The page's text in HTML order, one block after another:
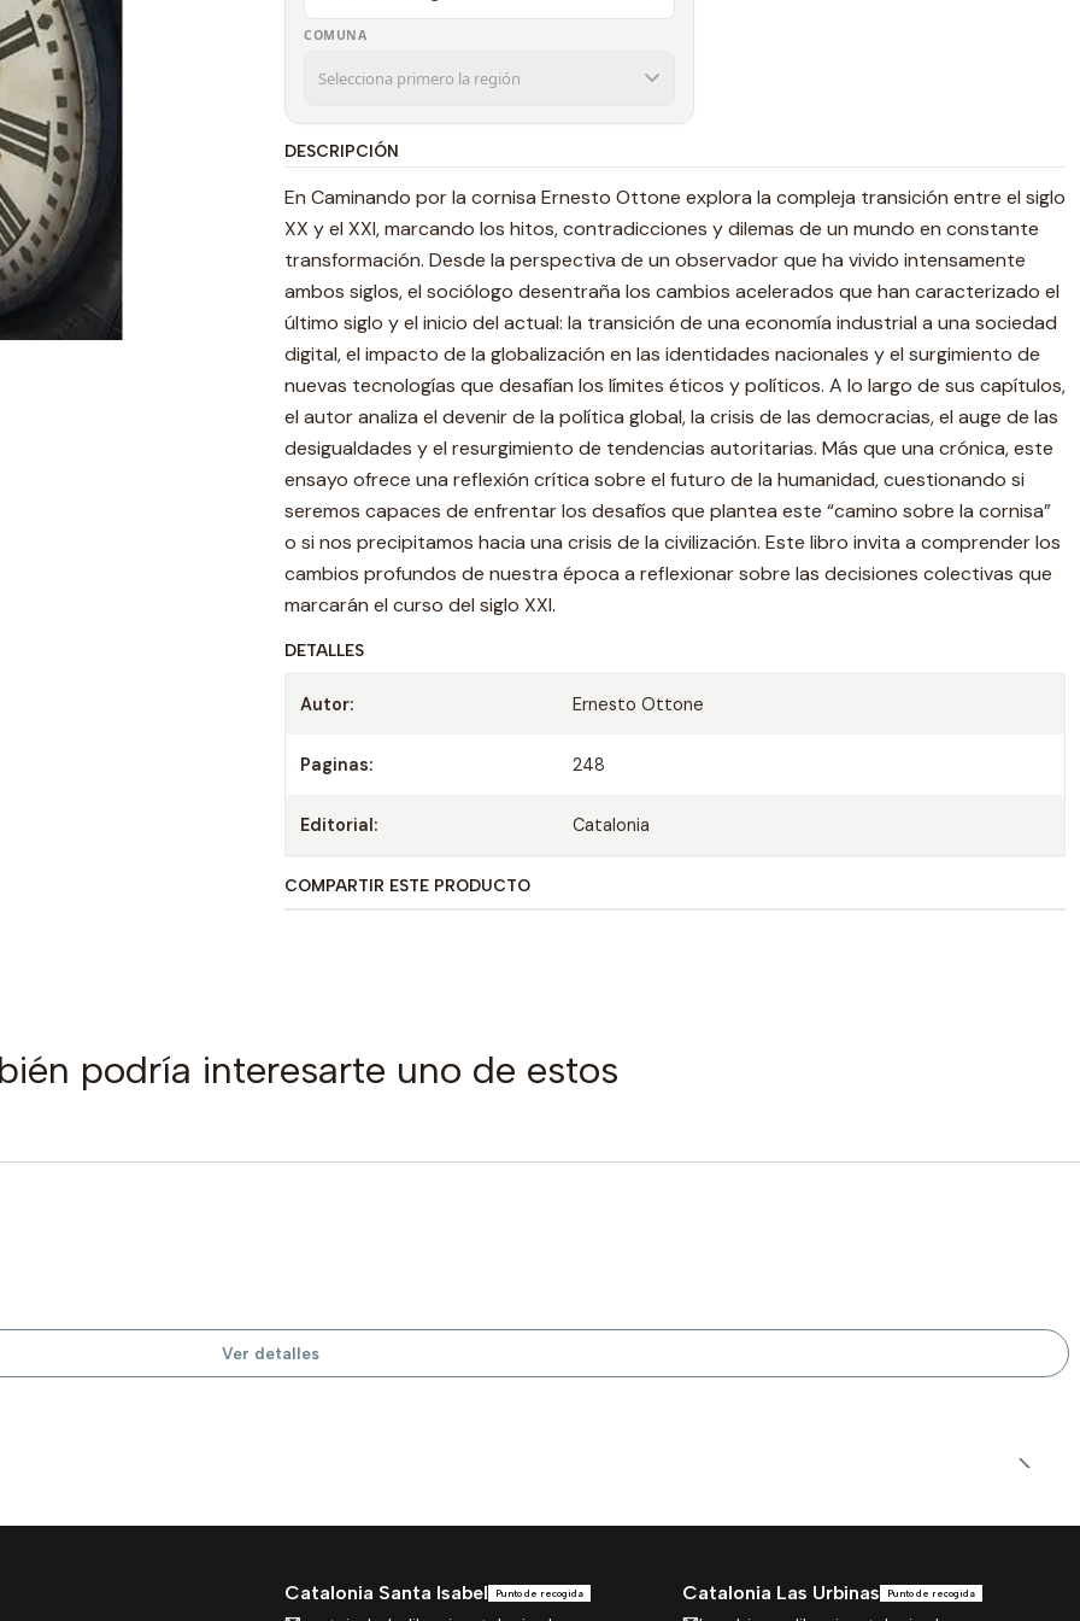
COMUNA
DESCRIPCIÓN
En Caminando por la cornisa Ernesto Ottone explora la com­pleja transición entre el siglo
XX y el XXI, marcando los hitos, contradicciones y dilemas de un mundo en constante
transformación. Desde la perspectiva de un observador que ha vivido intensamente
ambos siglos, el sociólogo desentraña los cambios acelerados que han caracterizado el
último siglo y el inicio del actual: la transición de una economía industrial a una sociedad
digital, el impacto de la globalización en las identidades nacionales y el surgimiento de
nuevas tecnolo­gías que desafían los límites éticos y políticos. A lo largo de sus capítulos,
el autor analiza el devenir de la política global, la crisis de las democracias, el auge de las
desigualdades y el resurgimiento de tendencias autoritarias. Más que una crónica, este
ensayo ofrece una reflexión crítica sobre el futuro de la humanidad, cuestionando si
seremos capaces de enfrentar los desafíos que plantea este “camino sobre la cornisa”
o si nos precipitamos hacia una crisis de la civilización. Este libro invita a comprender los
cambios profundos de nuestra época a reflexionar sobre las decisiones colectivas que
marcarán el curso del siglo XXI.
DETALLES
Autor: Ernesto Ottone
Paginas: 248
Editorial: Catalonia
COMPARTIR ESTE PRODUCTO
podría interesarte uno de estos
Ver detalles
Catalonia Santa Isabel Punto de recogida Catalonia Las Urbinas Punto de recogida